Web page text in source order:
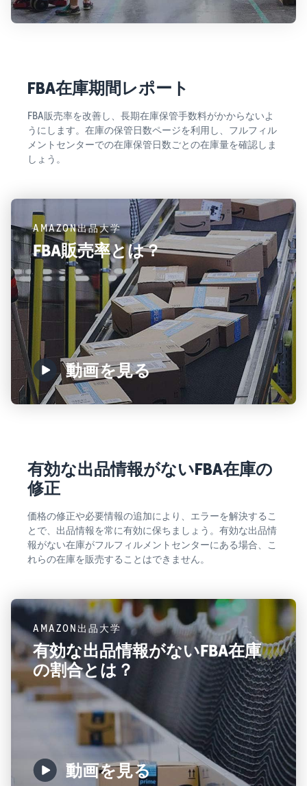
FBA在庫期間レポート
FBA販売率を改善し、長期在庫保管手数料がかからないよ
うにします。在庫の保管日数ページを利用し、フルフィル
メントセンターでの在庫保管日数ごとの在庫量を確認しま
しょう。
AMAZON出品大学
FBA販売率とは？
動画を見る
有効な出品情報がないFBA在庫の
修正
価格の修正や必要情報の追加により、エラーを解決するこ
とで、出品情報を常に有効に保ちましょう。有効な出品情
報がない在庫がフルフィルメントセンターにある場合、こ
れらの在庫を販売することはできません。
AMAZON出品大学
有効な出品情報がないFBA在庫
の割合とは？
動画を見る